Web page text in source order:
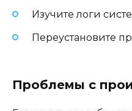
Изучите логи
Переустановите
Проблемы с